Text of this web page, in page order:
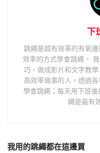
下
跳繩是超有效率的有氧
效率的方式學會跳繩。
巧，做成影片和文字教
高效率做事的人，透過
學會跳繩；每天用下班
繩是最有
我用的跳繩都在這邊買